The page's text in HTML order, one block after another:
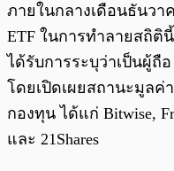
ภายในกลางเดือนธันวาค
ETF ในการทำลายสถิตินี้
ได้รับการระบุว่าเป็นผู้ถื
โดยเปิดเผยสถานะมูลค่
กองทุน ได้แก่ Bitwise,
และ 21Shares